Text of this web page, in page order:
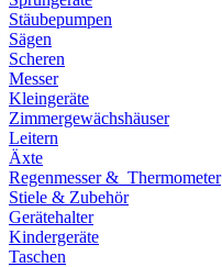
Stäubepumpen
Sägen
Scheren
Messer
Kleingeräte
Zimmergewächshäuser
Leitern
Äxte
Regenmesser & Thermometer
Stiele & Zubehör
Gerätehalter
Kindergeräte
Taschen